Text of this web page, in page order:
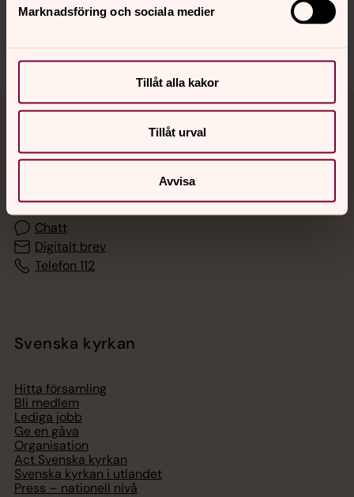
Marknadsföring och sociala medier
Tillåt alla kakor
Tillåt urval
Avvisa
Sociala kanaler
Jourhavande präst
Akut samtals- och krisstöd. Prata eller chatta anonymt
med en präst på kvällar och nätter.
Chatt
Digitalt brev
Telefon 112
Svenska kyrkan
Hitta församling
Bli medlem
Lediga jobb
Ge en gåva
Organisation
Act Svenska kyrkan
Svenska kyrkan i utlandet
Press – nationell nivå